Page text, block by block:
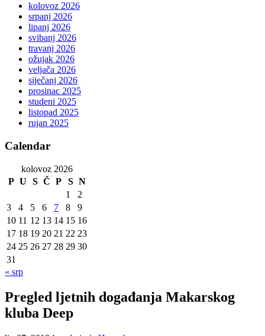
kolovoz 2026
srpanj 2026
lipanj 2026
svibanj 2026
travanj 2026
ožujak 2026
veljača 2026
siječanj 2026
prosinac 2025
studeni 2025
listopad 2025
rujan 2025
Calendar
kolovoz 2026
P U S Č P S N
1
2
3
4 5 6 7 8
9
10 11 12 13 14 15 16
17 18 19 20 21 22 23
24 25 26 27 28 29 30
31
« srp
Pregled ljetnih događanja Makarskog
kluba Deep